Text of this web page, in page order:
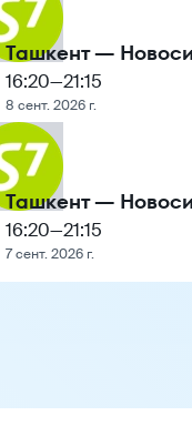
Ташкент —
16:20—21:15
8 сент. 2026 г.
Ташкент —
16:20—21:15
7 сент. 2026 г.